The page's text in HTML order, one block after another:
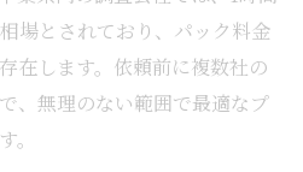
場とされており、パック料金
在します。依頼前に複数社の
、無理のない範囲で最適なプ
。